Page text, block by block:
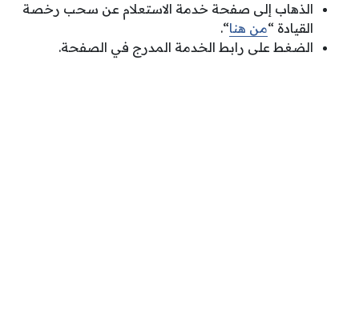
الذهاب إلى صفحة خدمة الاستعلام عن سحب رخصة
القيادة “من هنا“.
الضغط على رابط الخدمة المدرج في الصفحة.